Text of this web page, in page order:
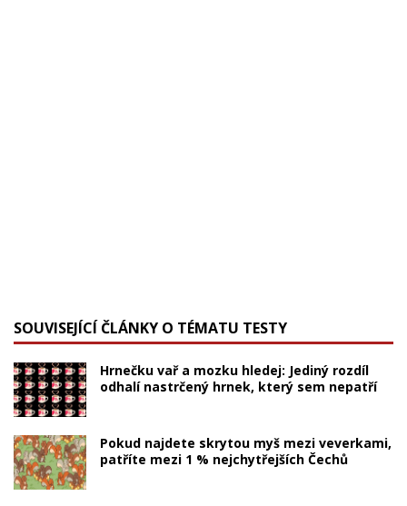
SOUVISEJÍCÍ ČLÁNKY O TÉMATU TESTY
Hrnečku vař a mozku hledej: Jediný rozdíl
odhalí nastrčený hrnek, který sem nepatří
Pokud najdete skrytou myš mezi veverkami,
patříte mezi 1 % nejchytřejších Čechů